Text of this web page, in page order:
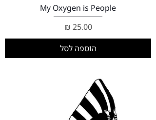
My Oxygen is People
מחיר‏25.00 ‏₪
הוספה לסל